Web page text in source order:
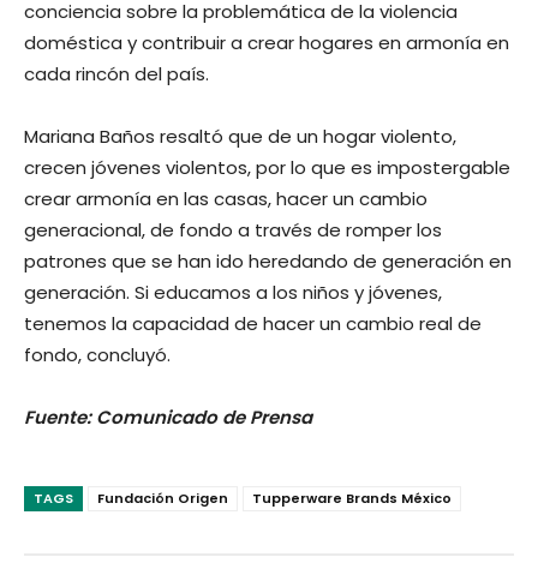
conciencia sobre la problemática de la violencia
doméstica y contribuir a crear hogares en armonía en
cada rincón del país.
Mariana Baños resaltó que de un hogar violento,
crecen jóvenes violentos, por lo que es impostergable
crear armonía en las casas, hacer un cambio
generacional, de fondo a través de romper los
patrones que se han ido heredando de generación en
generación. Si educamos a los niños y jóvenes,
tenemos la capacidad de hacer un cambio real de
fondo, concluyó.
Fuente: Comunicado de Prensa
TAGS Fundación Origen Tupperware Brands México